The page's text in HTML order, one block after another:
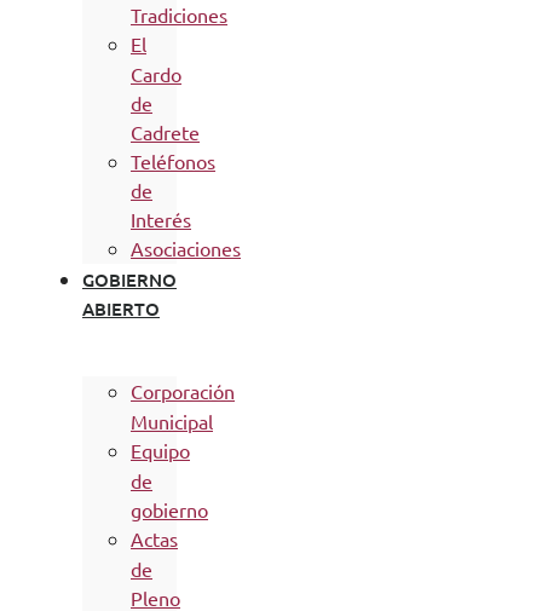
Tradiciones
El
Cardo
de
Cadrete
Teléfonos
de
Interés
Asociaciones
GOBIERNO
ABIERTO
Corporación
Municipal
Equipo
de
gobierno
Actas
de
Pleno